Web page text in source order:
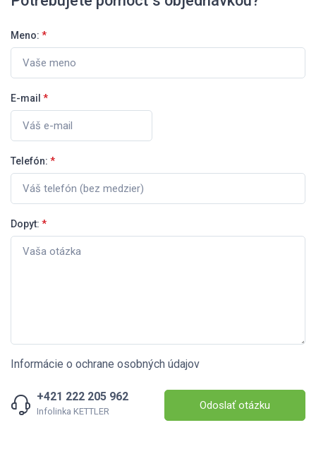
Meno: *
E-mail *
Telefón: *
Dopyt: *
Informácie o ochrane osobných údajov
+421 222 205 962
Infolinka KETTLER Odoslať otázku